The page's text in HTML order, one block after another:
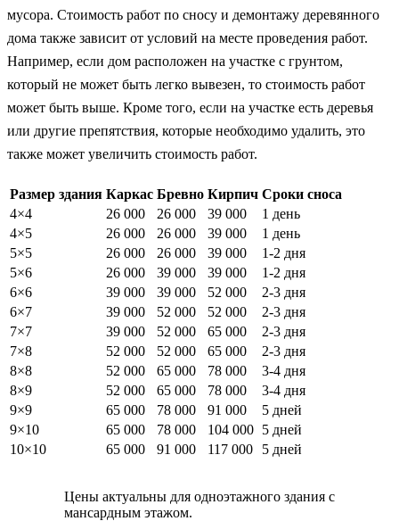
мусора. Стоимость работ по сносу и демонтажу деревянного
дома также зависит от условий на месте проведения работ.
Например, если дом расположен на участке с грунтом,
который не может быть легко вывезен, то стоимость работ
может быть выше. Кроме того, если на участке есть деревья
или другие препятствия, которые необходимо удалить, это
также может увеличить стоимость работ.
Размер здания Каркас Бревно Кирпич Сроки сноса
4×4
26 000 26 000 39 000
1 день
4×5
26 000 26 000 39 000
1 день
5×5
26 000 26 000 39 000
1-2 дня
5×6
26 000 39 000 39 000
1-2 дня
6×6
39 000 39 000 52 000
2-3 дня
6×7
39 000 52 000 52 000
2-3 дня
7×7
39 000 52 000 65 000
2-3 дня
7×8
52 000 52 000 65 000
2-3 дня
8×8
52 000 65 000 78 000
3-4 дня
8×9
52 000 65 000 78 000
3-4 дня
9×9
65 000 78 000 91 000
5 дней
9×10
65 000 78 000 104 000 5 дней
10×10
65 000 91 000 117 000 5 дней
Цены актуальны для одноэтажного здания с
мансардным этажом.